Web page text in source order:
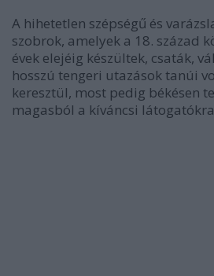
A hihetetlen szépségű és
szobrok, amelyek a 18. század
évek elejéig készültek, csaták,
hosszú tengeri utazások tanúi
keresztül, most pedig békésen
magasból a kíváncsi